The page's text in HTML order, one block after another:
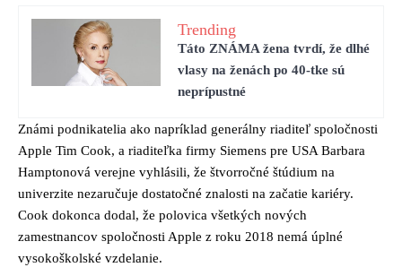
Trending
Táto ZNÁMA žena tvrdí, že dlhé
vlasy na ženách po 40-tke sú
neprípustné
Známi podnikatelia ako napríklad generálny riaditeľ spoločnosti
Apple Tim Cook, a riaditeľka firmy Siemens pre USA Barbara
Hamptonová verejne vyhlásili, že štvorročné štúdium na
univerzite nezaručuje dostatočné znalosti na začatie kariéry.
Cook dokonca dodal, že polovica všetkých nových
zamestnancov spoločnosti Apple z roku 2018 nemá úplné
vysokoškolské vzdelanie.